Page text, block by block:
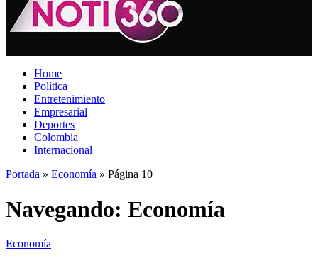
Home
Política
Entretenimiento
Empresarial
Deportes
Colombia
Internacional
Portada » Economía » Página 10
Navegando: Economía
Economía